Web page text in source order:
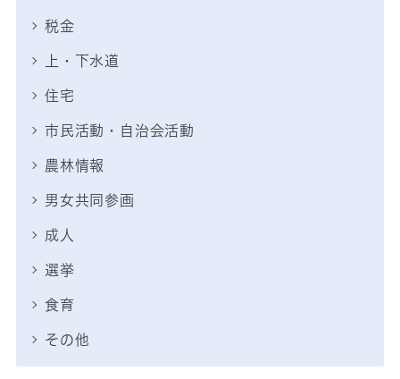
税金
上・下水道
住宅
市民活動・自治会活動
農林情報
男女共同参画
成人
選挙
食育
その他